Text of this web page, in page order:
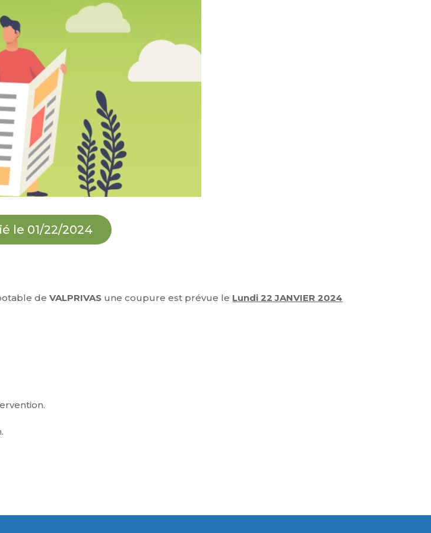
le 01/22/2024
de VALPRIVAS une coupure est prévue le Lundi 22 JANVIER 2024